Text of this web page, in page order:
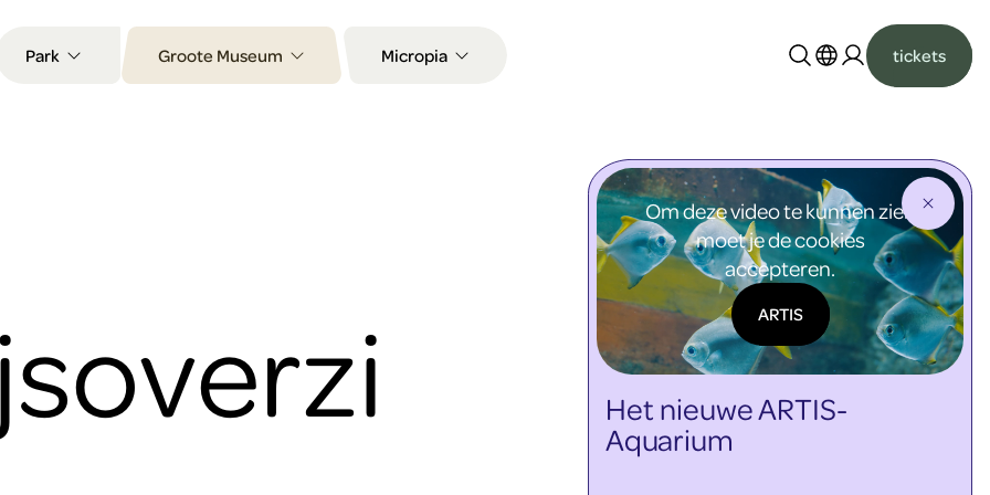
Park Groote Museum Micropia
tickets
Om deze video te kunnen zien
moet je de cookies
accepteren.
ARTIS
Het nieuwe ARTIS-
Aquarium